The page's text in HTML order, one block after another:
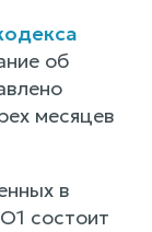
об
месяцев
в
состоит